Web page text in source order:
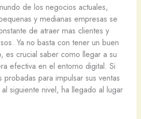
de los negocios actuales,
y medianas empresas se
de atraer mas clientes y
Ya no basta con tener un buen
es crucial saber como llegar a su
efectiva en el entorno digital. Si
probadas para impulsar sus ventas
siguiente nivel, ha llegado al lugar